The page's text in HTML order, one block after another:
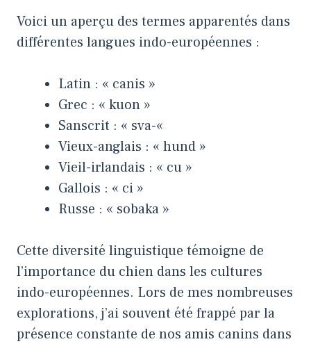
Voici un aperçu des termes apparentés dans
différentes langues indo-européennes :
Latin : « canis »
Grec : « kuon »
Sanscrit : « sva-«
Vieux-anglais : « hund »
Vieil-irlandais : « cu »
Gallois : « ci »
Russe : « sobaka »
Cette diversité linguistique témoigne de
l’importance du chien dans les cultures
indo-européennes. Lors de mes nombreuses
explorations, j’ai souvent été frappé par la
présence constante de nos amis canins dans